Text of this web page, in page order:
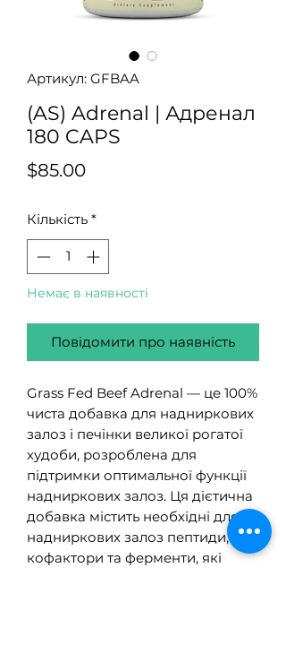
Артикул: GFBAA
(AS) Adrenal | Адренал
180 CAPS
$85.00Ціна
Кількість *
Немає в наявності
Повідомити про наявність
Grass Fed Beef Adrenal — це 100%
чиста добавка для надниркових
залоз і печінки великої рогатої
худоби, розроблена для
підтримки оптимальної функції
надниркових залоз. Ця дієтична
добавка містить необхідні для
надниркових залоз пептиди,
кофактори та ферменти, які